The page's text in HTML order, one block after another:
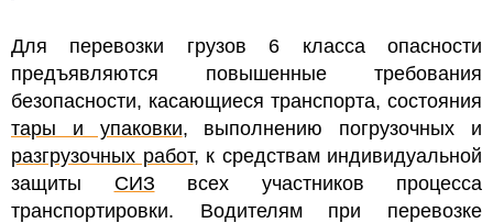
Для перевозки грузов 6 класса опасности
предъявляются повышенные требования
безопасности, касающиеся транспорта, состояния
тары и упаковки, выполнению погрузочных и
разгрузочных работ, к средствам индивидуальной
защиты СИЗ всех участников процесса
транспортировки. Водителям при перевозке